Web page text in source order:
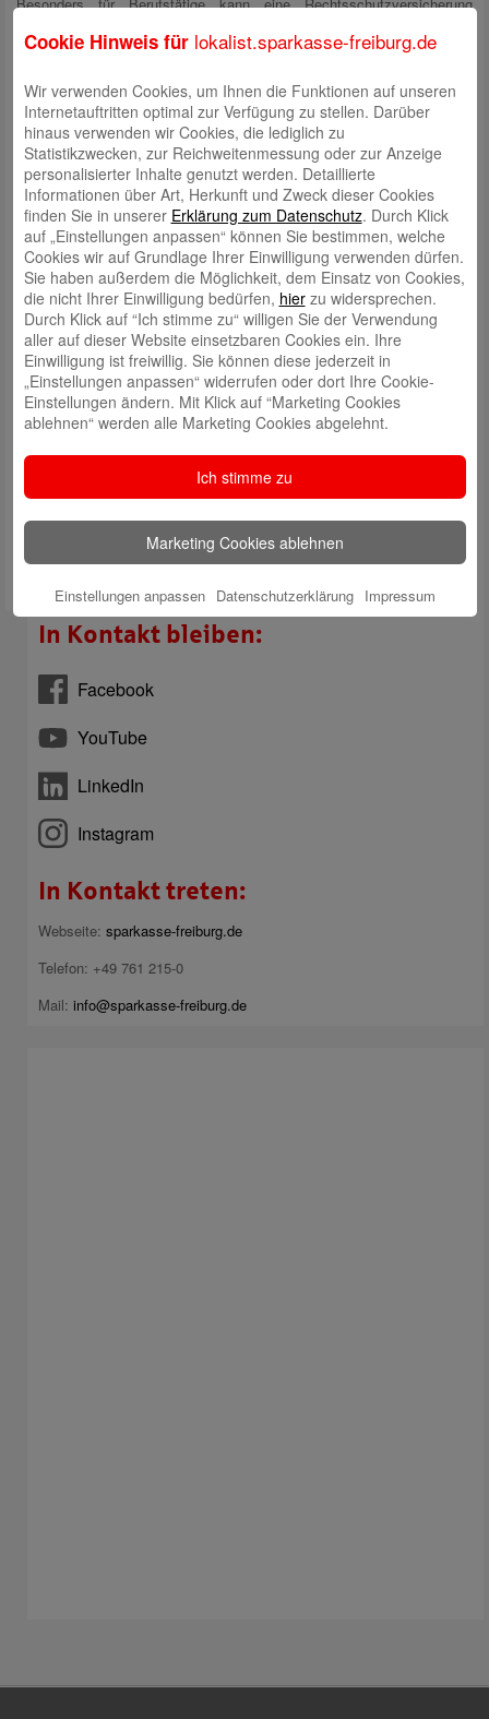
dem häufigsten Klagegrund vor deutschen Arbeitsgerichten – bis zu
für Klagen.
Und es kann ein beruhigendes Gefühl sein zu wissen, dass man sich
rechtlich wehren kann, sollte einem zum Beispiel der Vermieter mit
ungerechtfertigten Mietforderungen drohen. Solche
Auseinandersetzungen können teuer werden, geht es erst einmal vor
Gericht, spart euch eine Rechtsschutzversicherung unter Umständen
höhere Summen. Sie lässt sich übrigens an die persönlichen
Bedürfnisse anpassen durch die Wahl der Bereiche Privat-, Verkehrs-,
Berufs- sowie Haus- und Wohnungsrechtsschutz.
Eine App für den kurzfristigen Schutz
Für Anlässe wie Events oder Reisen gibt es situative Versicherungen,
sie enden mit der vereinbarten Zeit automatisch und können ganz
bequem und spontan über die App „Sparkasse“ abgeschlossen werden.
Der Sparkassen-Event-Schutz etwa hilft beim Diebstahl von Jacke oder
Smartphone sowie beim Verlust von Ausweisen. Versäumt ihr wegen
Ticketpreis. Auch ein Mietwagen-Schutz, ein Sofort-Unfall-Schutz, ein
Auslandsreisekrankenschutz oder der Sparkassen-Geräte-Schutz für
Infos gibt es auf
In Kontakt bleiben:
Facebook
YouTube
LinkedIn
Instagram
In Kontakt treten:
Webseite: sparkasse-freiburg.de
Telefon: +49 761 215-0
Mail: info@sparkasse-freiburg.de
Cookie Hinweis für lokalist.sparkasse-freiburg.de
Wir verwenden Cookies, um Ihnen die Funktionen auf unseren
Internetauftritten optimal zur Verfügung zu stellen. Darüber
hinaus verwenden wir Cookies, die lediglich zu
Statistikzwecken, zur Reichweitenmessung oder zur Anzeige
personalisierter Inhalte genutzt werden. Detaillierte
Informationen über Art, Herkunft und Zweck dieser Cookies
finden Sie in unserer Erklärung zum Datenschutz. Durch Klick
auf „Einstellungen anpassen“ können Sie bestimmen, welche
Cookies wir auf Grundlage Ihrer Einwilligung verwenden dürfen.
Sie haben außerdem die Möglichkeit, dem Einsatz von Cookies,
die nicht Ihrer Einwilligung bedürfen, hierzu widersprechen.
Durch Klick auf “Ich stimme zu“ willigen Sie der Verwendung
aller auf dieser Website einsetzbaren Cookies ein. Ihre
Einwilligung ist freiwillig. Sie können diese jederzeit in
„Einstellungen anpassen“ widerrufen oder dort Ihre Cookie-
Einstellungen ändern. Mit Klick auf “Marketing Cookies
ablehnen“ werden alle Marketing Cookies abgelehnt.
Ich stimme zu
Marketing Cookies ablehnen
Einstellungen anpassen Datenschutzerklärung Impressum